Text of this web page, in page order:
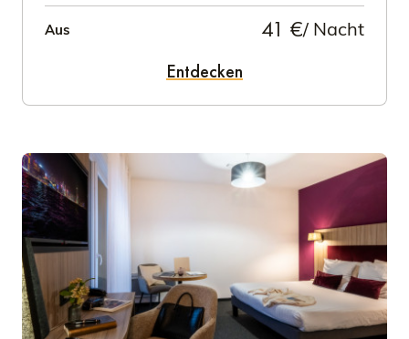
Aus 41 €/ Nacht
Entdecken